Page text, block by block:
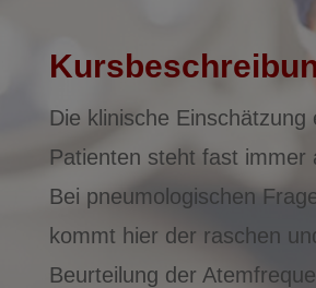
Die klinische Einschätzung
Patienten steht fast immer
Bei pneumologischen
kommt hier der raschen
Beurteilung der